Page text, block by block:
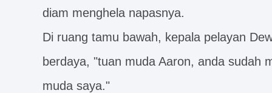
diam menghela napasnya.
Di ruang tamu bawah, kepala pelayan
berdaya, "tuan muda Aaron, anda sudah
muda saya."